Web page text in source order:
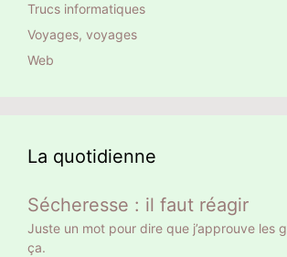
Trucs informatiques
Voyages, voyages
Web
La quotidienne
Sécheresse : il faut réagir
Juste un mot pour dire que j’approuve les
ça.